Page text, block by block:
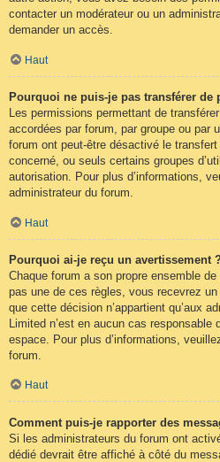
contacter un modérateur ou un
demander un accès.
Haut
Pourquoi ne puis-je pas transférer de
Les permissions permettant de
accordées par forum, par groupe ou par
forum ont peut-être désactivé le
concerné, ou seuls certains groupes
autorisation. Pour plus d’informations,
administrateur du forum.
Haut
Pourquoi ai-je reçu un avertissement
Chaque forum a son propre ensemble
pas une de ces règles, vous recevrez
que cette décision n’appartient qu’aux
Limited n’est en aucun cas
espace. Pour plus d’informations,
forum.
Haut
Comment puis-je rapporter des
Si les administrateurs du forum ont
dédié devrait être affiché à côté du